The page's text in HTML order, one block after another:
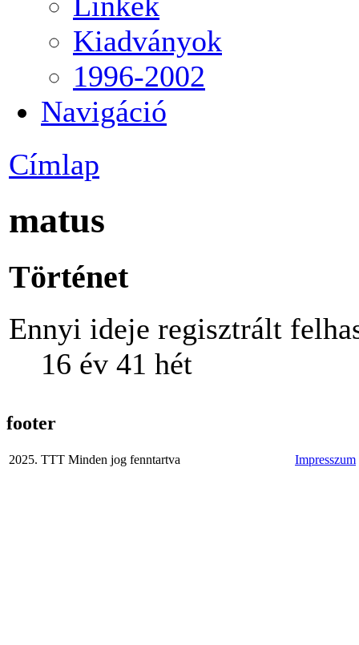
Kiadványok
1996-2002
Navigáció
Címlap
matus
Történet
Ennyi ideje regisztrált
16 év 41 hét
footer
2025. TTT Minden jog fenntartva Impresszum